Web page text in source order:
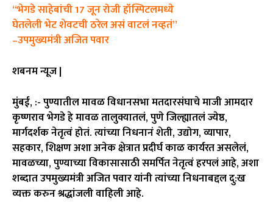
“भेगडे साहेबांची 17 जून रोजी हॉस्पिटलमध्ये
घेतलेली भेट शेवटची ठरेल असं वाटलं नव्हतं”
–उपमुख्यमंत्री अजित पवार
शबनम न्यूज |
मुंबई, :- पुण्यातील मावळ विधानसभा मतदारसंघाचे माजी आमदार
कृष्णराव भेगडे हे मावळ तालुक्यातलं, पुणे जिल्ह्यातलं ज्येष्ठ,
मार्गदर्शक नेतृत्वं होतं. त्यांच्या निधनानं शेती, उद्योग, व्यापार,
सहकार, शिक्षण अशा अनेक क्षेत्रात प्रदीर्घ काळ कार्यरत असलेलं,
मावळच्या, पुण्याच्या विकासासाठी समर्पित नेतृत्वं हरपलं आहे, अशा
शब्दात उपमुख्यमंत्री अजित पवार यांनी त्यांच्या निधनाबद्दल दु:ख
व्यक्त करुन श्रद्धांजली वाहिली आहे.